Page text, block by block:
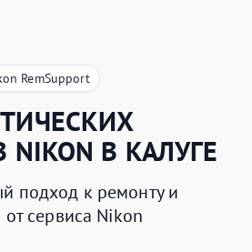
RemSupport
NIKON В КАЛУГЕ
подход к ремонту и
от сервиса Nikon